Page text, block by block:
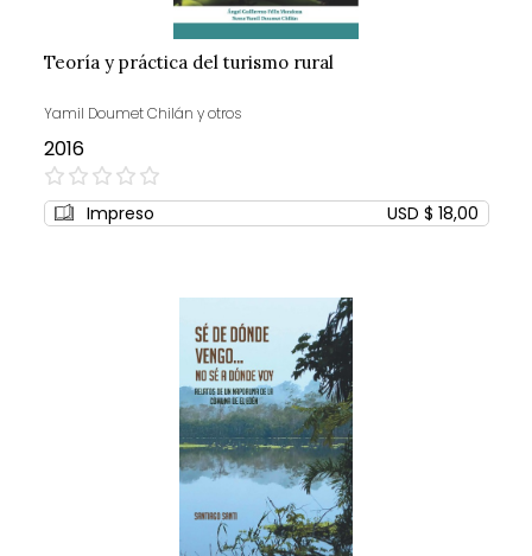
Teoría y práctica del turismo rural
Yamil Doumet Chilán y otros
2016
0%
Impreso USD $ 18,00